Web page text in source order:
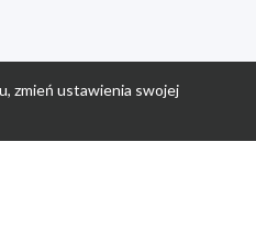
zmień ustawienia swojej